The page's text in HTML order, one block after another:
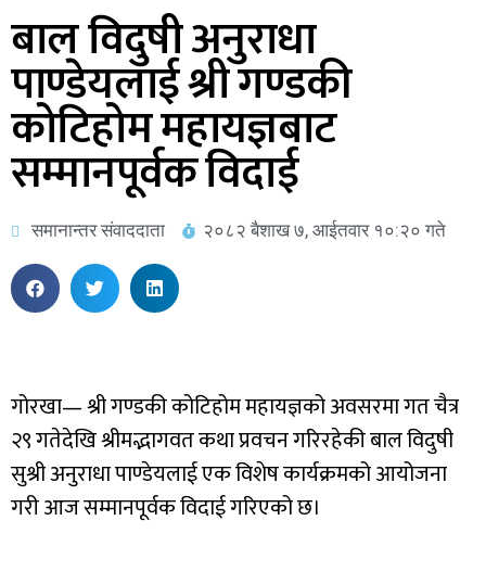
बाल विदुषी अनुराधा
पाण्डेयलाई श्री गण्डकी
कोटिहोम महायज्ञबाट
सम्मानपूर्वक विदाई
समानान्तर संवाददाता २०८२ बैशाख ७, आईतवार १०:२० गते
गोरखा— श्री गण्डकी कोटिहोम महायज्ञको अवसरमा गत चैत्र
२९ गतेदेखि श्रीमद्भागवत कथा प्रवचन गरिरहेकी बाल विदुषी
सुश्री अनुराधा पाण्डेयलाई एक विशेष कार्यक्रमको आयोजना
गरी आज सम्मानपूर्वक विदाई गरिएको छ।